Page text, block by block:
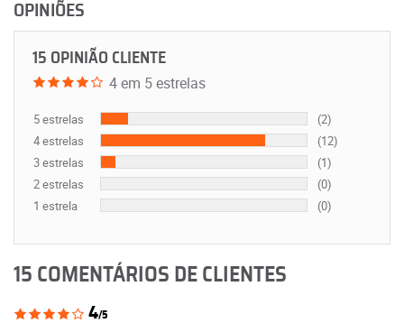
OPINIÕES
15 OPINIÃO CLIENTE
4 em 5 estrelas
5 estrelas
(2)
4 estrelas
(12)
3 estrelas
(1)
2 estrelas
(0)
1 estrela
(0)
15 COMENTÁRIOS DE CLIENTES
4/5